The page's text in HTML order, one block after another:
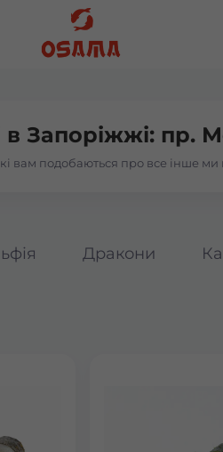
в Запоріжжі: пр.
вам подобаються про все інше
Дракони